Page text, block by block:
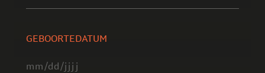
GEBOORTEDATUM